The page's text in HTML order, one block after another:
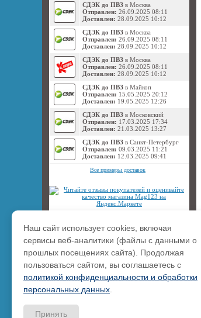
СДЭК до ПВЗ в Москва
Отправлен: 26.09.2025 08:11
Доставлен: 28.09.2025 10:12
СДЭК до ПВЗ в Москва
Отправлен: 26.09.2025 08:11
Доставлен: 28.09.2025 10:12
СДЭК до ПВЗ в Москва
Отправлен: 26.09.2025 08:11
Доставлен: 28.09.2025 10:12
СДЭК до ПВЗ в Майкоп
Отправлен: 15.05.2025 20:12
Доставлен: 19.05.2025 12:26
СДЭК до ПВЗ в Московский
Отправлен: 17.03.2025 17:34
Доставлен: 21.03.2025 13:27
СДЭК до ПВЗ в Санкт-Петербург
Отправлен: 09.03.2025 11:21
Доставлен: 12.03.2025 09:41
Все примеры доставок
Наш сайт использует cookies, включая
сервисы веб-аналитики (файлы с данными о
прошлых посещениях сайта). Продолжая
пользоваться сайтом, вы соглашаетесь с
политикой конфиденциальности и обработки
персональных данных
Принять